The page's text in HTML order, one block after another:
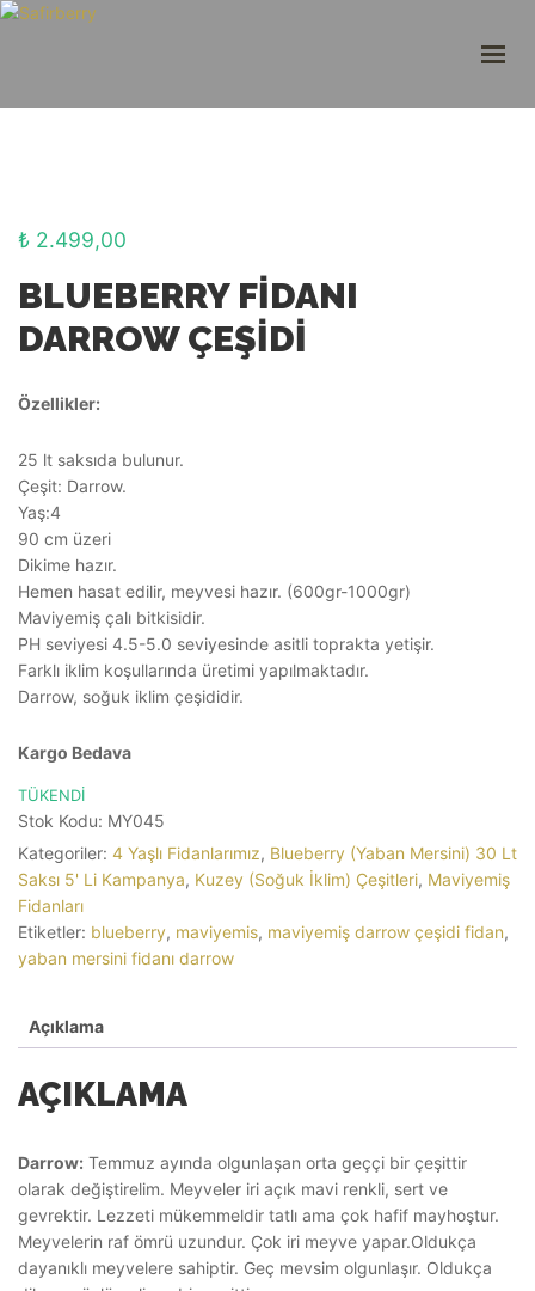
₺ 2.499,00
BLUEBERRY FİDANI
DARROW ÇEŞİDİ
Özellikler:
25 lt saksıda bulunur.
Çeşit: Darrow.
Yaş:4
90 cm üzeri
Dikime hazır.
Hemen hasat edilir, meyvesi hazır. (600gr-1000gr)
Maviyemiş çalı bitkisidir.
PH seviyesi 4.5-5.0 seviyesinde asitli toprakta yetişir.
Farklı iklim koşullarında üretimi yapılmaktadır.
Darrow, soğuk iklim çeşididir.
Kargo Bedava
TÜKENDİ
Stok Kodu: MY045
Kategoriler: 4 Yaşlı Fidanlarımız, Blueberry (Yaban Mersini) 30 Lt
Saksı 5' Li Kampanya, Kuzey (Soğuk İklim) Çeşitleri, Maviyemiş
Fidanları
Etiketler: blueberry, maviyemis, maviyemiş darrow çeşidi fidan,
yaban mersini fidanı darrow
Açıklama
AÇIKLAMA
Darrow: Temmuz ayında olgunlaşan orta geççi bir çeşittir
olarak değiştirelim. Meyveler iri açık mavi renkli, sert ve
gevrektir. Lezzeti mükemmeldir tatlı ama çok hafif mayhoştur.
Meyvelerin raf ömrü uzundur. Çok iri meyve yapar.Oldukça
dayanıklı meyvelere sahiptir. Geç mevsim olgunlaşır. Oldukça